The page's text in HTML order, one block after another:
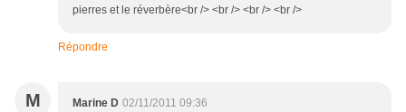
pierres et le réverbère<br /> <br /> <br /> <br />
Répondre
M Marine D 02/11/2011 09:36